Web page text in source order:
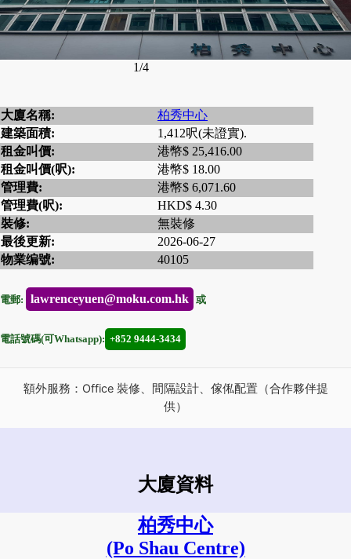
1/4
大廈名稱:
柏秀中心
建築面積:
1,412呎(未證實).
租金叫價:
港幣$ 25,416.00
租金叫價(呎):
港幣$ 18.00
管理費:
港幣$ 6,071.60
管理費(呎):
HKD$ 4.30
裝修:
無裝修
最後更新:
2026-06-27
物業编號:
40105
電郵: lawrenceyuen@moku.com.hk 或
電話號碼(可Whatsapp): +852 9444-3434
額外服務：Office 裝修、間隔設計、傢俬配置（合作夥伴提
供）
大廈資料
柏秀中心
(Po Shau Centre)